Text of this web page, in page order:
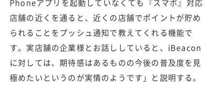
Phoneアプリを起動していなくても『スマポ』対応
店舗の近くを通ると、近くの店舗でポイントが貯め
られることをプッシュ通知で教えてくれる機能で
す。実店舗の企業様とお話ししていると、iBeacon
に対しては、期待感はあるものの今後の普及度を見
極めたいというのが実情のようです」と説明する。